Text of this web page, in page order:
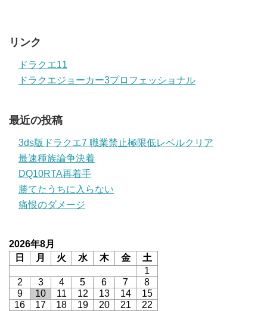
リンク
ドラクエ11
ドラクエジョーカー3プロフェッショナル
最近の投稿
3ds版ドラクエ7 職業禁止極限低レベルクリア
最速種族論争決着
DQ10RTA再着手
勝てたうちに入らない
痛恨のダメージ
2026年8月
日
月 火 水 木 金
土
1
2
3 4 5 6 7
8
9
10 11 12 13 14
15
16
17 18 19 20 21
22